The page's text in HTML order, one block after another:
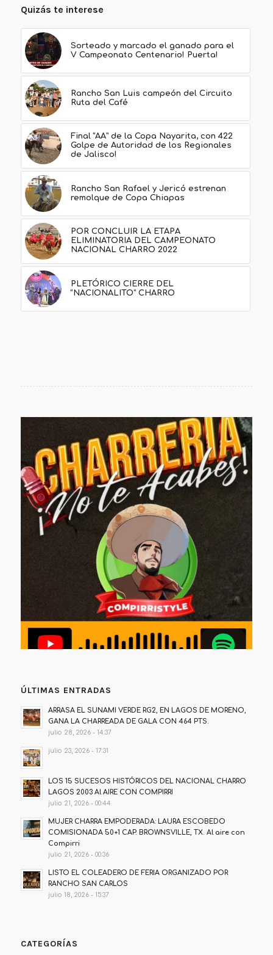
Quizás te interese
Sorteado y marcado el ganado para el
V Campeonato Centenario! Puerta!
Rancho San Luis campeón del Circuito
Ruta del Café
Final “AA” de la Copa Nayarita, con 422
Golpe de Autoridad de los Regionales
de Jalisco!
Rancho San Rafael y Jericó estrenan
remolque de Copa Chiapas
POR CONCLUIR LA ETAPA
ELIMINATORIA DEL CAMPEONATO
NACIONAL CHARRO 2022
PLETÓRICO CIERRE DEL
“NACIONALITO” CHARRO
ÚLTIMAS ENTRADAS
ARRASA EL SUNAMI VERDE RG2, EN LAGOS DE MORENO,
GANA LA CHARREADA DE GALA CON 464 PTS.
julio 28, 2026 - 14:37
julio 23, 2026 - 17:31
LOS 15 SUCESOS HISTÓRICOS DEL NACIONAL CHARRO
LAGOS 2003 Al AIRE CON COMPIRRI
julio 21, 2026 - 00:44
MUJER CHARRA EMPODERADA: LAURA ESCOBEDO
COMISIONADA 50+1 CAP. BROWNSVILLE, TX. Al aire con
Compirri
julio 21, 2026 - 00:36
LISTO EL COLEADERO DE FERIA ORGANIZADO POR
RANCHO SAN CARLOS
julio 18, 2026 - 15:37
CATEGORÍAS